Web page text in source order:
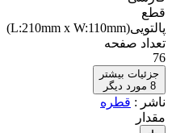
قطع
پالتویی(L:210mm x W:110mm)
تعداد صفحه
76
جزئیات بیشتر
8 مورد دیگر
ناشر : قطره
مقدار